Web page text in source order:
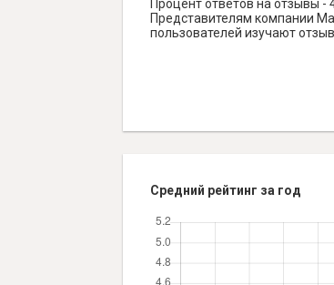
Процент ответов на отзывы -
Представителям компании
пользователей изучают
Средний рейтинг за год